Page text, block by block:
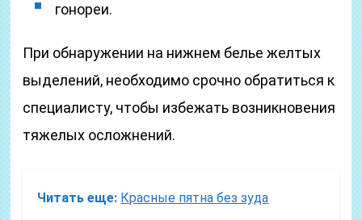
гонореи.
При обнаружении на нижнем белье желтых
выделений, необходимо срочно обратиться к
специалисту, чтобы избежать возникновения
тяжелых осложнений.
Читать еще: Красные пятна без зуда